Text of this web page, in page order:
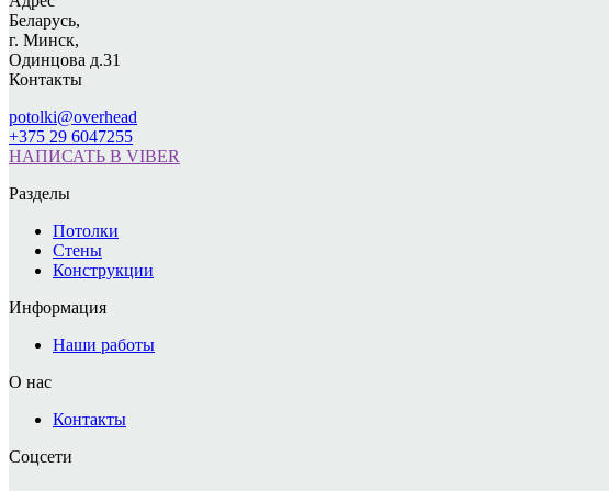
Беларусь,
г. Минск,
Одинцова д.31
Контакты
potolki@overhead
+375 29 6047255
НАПИСАТЬ В VIBER
Разделы
Потолки
Стены
Конструкции
Информация
Наши работы
О нас
Контакты
Соцсети